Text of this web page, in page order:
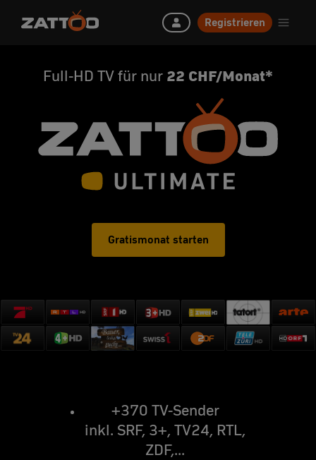
Registrieren
Full-HD TV für nur 22 CHF/Monat*
Gratismonat starten
+370 TV-Sender
inkl. SRF, 3+, TV24, RTL,
ZDF,...